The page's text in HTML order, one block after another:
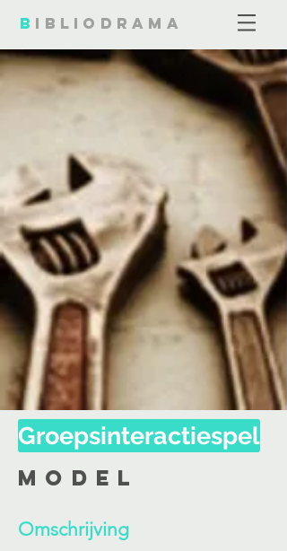
B ibliodrama
Groepsinteractiespel
Model
Omschrijving